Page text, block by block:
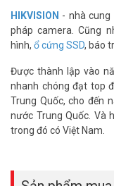
– Xuất xứ: Trung Quốc
– Bảo hành: 24 tháng
DS-
Camera có
mạng không?
Camera cần nguồn
hình vào thẻ nhớ.
HIKVISION - nhà
pháp camera. Cũng
hình, ổ cứng SSD, báo
Được thành lập vào
nhanh chóng đạt top
Trung Quốc, cho đến
nước Trung Quốc. Và
trong đó có Việt Nam.